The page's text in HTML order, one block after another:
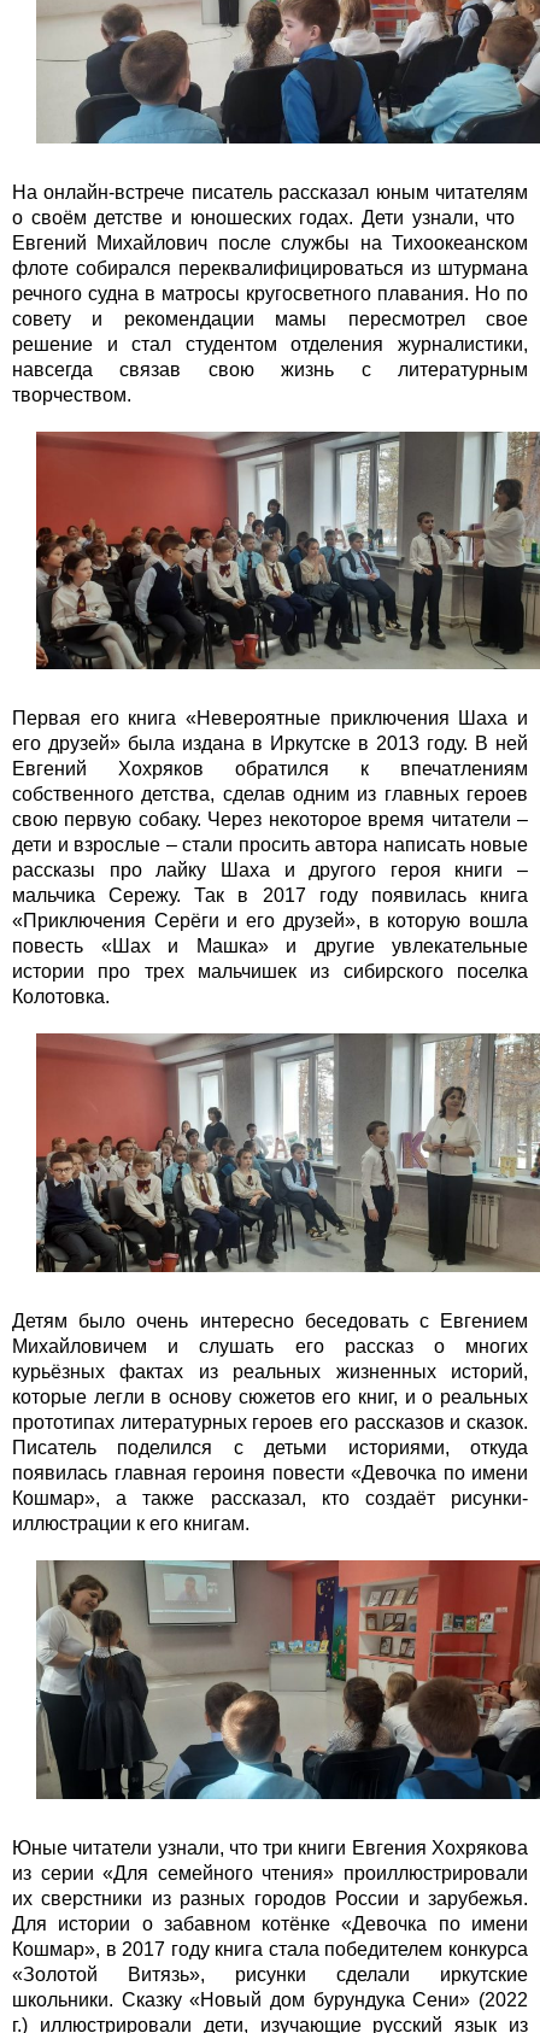
На онлайн-встрече писатель рассказал юным читателям
о своём детстве и юношеских годах. Дети узнали, что
Евгений Михайлович после службы на Тихоокеанском
флоте собирался переквалифицироваться из штурмана
речного судна в матросы кругосветного плавания. Но по
совету и рекомендации мамы пересмотрел свое
решение и стал студентом отделения журналистики,
навсегда связав свою жизнь с литературным
творчеством.
Первая его книга «Невероятные приключения Шаха и
его друзей» была издана в Иркутске в 2013 году. В ней
Евгений Хохряков обратился к впечатлениям
собственного детства, сделав одним из главных героев
свою первую собаку. Через некоторое время читатели –
дети и взрослые – стали просить автора написать новые
рассказы про лайку Шаха и другого героя книги –
мальчика Сережу. Так в 2017 году появилась книга
«Приключения Серёги и его друзей», в которую вошла
повесть «Шах и Машка» и другие увлекательные
истории про трех мальчишек из сибирского поселка
Колотовка.
Детям было очень интересно беседовать с Евгением
Михайловичем и слушать его рассказ о многих
курьёзных фактах из реальных жизненных историй,
которые легли в основу сюжетов его книг, и о реальных
прототипах литературных героев его рассказов и сказок.
Писатель поделился с детьми историями, откуда
появилась главная героиня повести «Девочка по имени
Кошмар», а также рассказал, кто создаёт рисунки-
иллюстрации к его книгам.
Юные читатели узнали, что три книги Евгения Хохрякова
из серии «Для семейного чтения» проиллюстрировали
их сверстники из разных городов России и зарубежья.
Для истории о забавном котёнке «Девочка по имени
Кошмар», в 2017 году книга стала победителем конкурса
«Золотой Витязь», рисунки сделали иркутские
школьники. Сказку «Новый дом бурундука Сени» (2022
г.) иллюстрировали дети, изучающие русский язык из